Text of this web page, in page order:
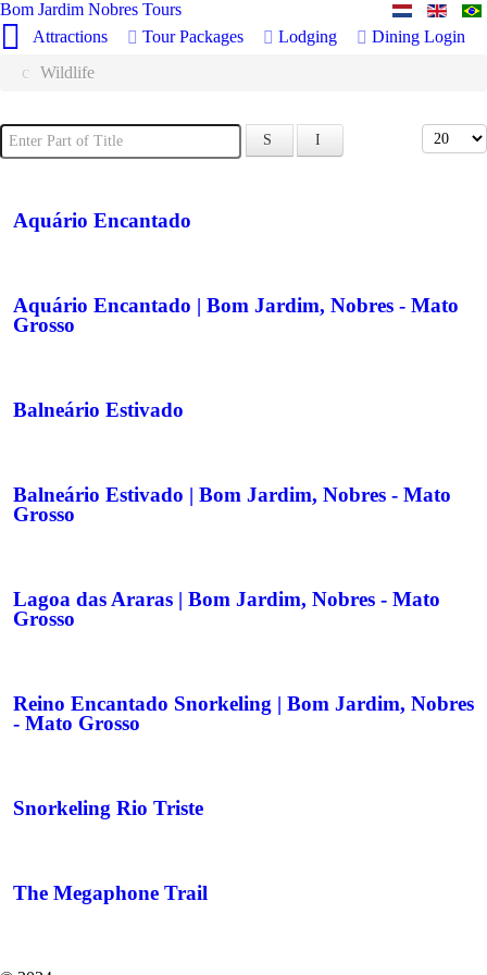
Bom Jardim Nobres Tours
Attractions
Tour Packages Lodging Dining Login
Wildlife
Enter Part of Title Display #
Aquário Encantado
Aquário Encantado | Bom Jardim, Nobres - Mato
Grosso
Balneário Estivado
Balneário Estivado | Bom Jardim, Nobres - Mato
Grosso
Lagoa das Araras | Bom Jardim, Nobres - Mato
Grosso
Reino Encantado Snorkeling | Bom Jardim, Nobres
- Mato Grosso
Snorkeling Rio Triste
The Megaphone Trail